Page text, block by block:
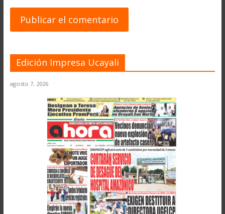
Edición Impresa Ucayali
agosto 7, 2026